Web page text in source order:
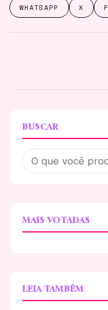
WHATSAPP X
BUSCAR
MAIS VOTADAS
LEIA TAMBÉM